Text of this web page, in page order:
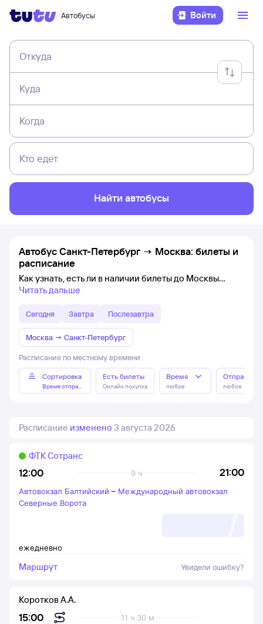
Автобусы Войти
Откуда
Куда
Когда
Кто едет
Найти автобусы
Автобус Санкт-Петербург → Москва: билеты и
расписание
Как узнать, есть ли в наличии билеты до Москвы
Читать дальше
Сегодня Завтра Послезавтра
Москва → Санкт-Петербург
Расписание по местному времени
Сортировка
Время отправления
Есть билеты
Онлайн покупка
Время
любое любое
Расписание изменено 3 августа 2026
12:00 21:00
9 ч
ФТК Сотранс
ежедневно
Автовокзал Балтийский – Международный автовокзал
Северные Ворота
Маршрут Увидели ошибку?
15:00
11 ч 30 м
Коротков А.А.